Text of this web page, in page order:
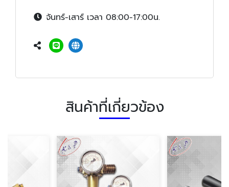
จันทร์-เสาร์ เวลา 08:00-17:00น.
สินค้าที่เกี่ยวข้อง